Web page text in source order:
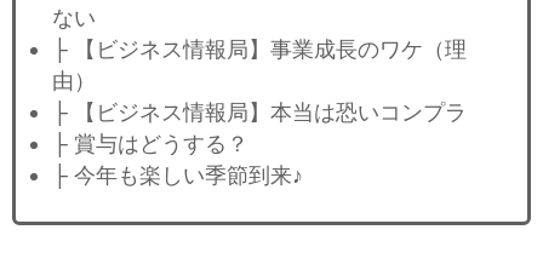
ない
├ 【ビジネス情報局】事業成長のワケ（理
由）
├ 【ビジネス情報局】本当は恐いコンプラ
├ 賞与はどうする？
├ 今年も楽しい季節到来♪